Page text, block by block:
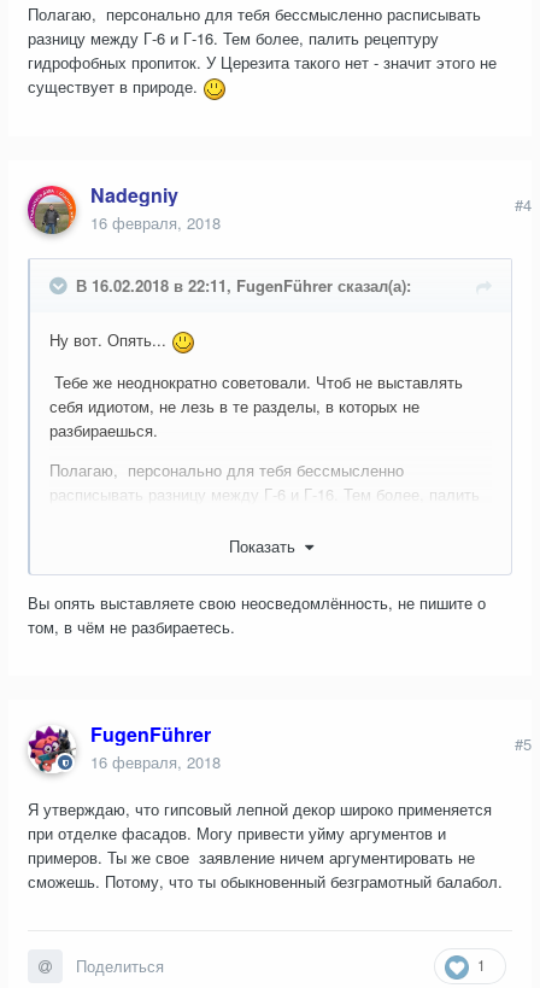
Полагаю, персонально для тебя бессмысленно расписывать
разницу между Г-6 и Г-16. Тем более, палить рецептуру
гидрофобных пропиток. У Церезита такого нет - значит этого не
существует в природе.
Nadegniy
16 февраля, 2018
#4
В 16.02.2018 в 22:11, FugenFührer сказал(а):
Ну вот. Опять...
Тебе же неоднократно советовали. Чтоб не выставлять
себя идиотом, не лезь в те разделы, в которых не
разбираешься.
Полагаю, персонально для тебя бессмысленно
расписывать разницу между Г-6 и Г-16. Тем более, палить
значит этого не существует в природе.
Показать
Вы опять выставляете свою неосведомлённость, не пишите о
том, в чём не разбираетесь.
FugenFührer
16 февраля, 2018
#5
Я утверждаю, что гипсовый лепной декор широко применяется
при отделке фасадов. Могу привести уйму аргументов и
примеров. Ты же свое заявление ничем аргументировать не
сможешь. Потому, что ты обыкновенный безграмотный балабол.
1
Поделиться